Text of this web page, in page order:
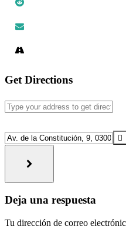
Get Directions
Address
-
en
Entre
Bambalinas
Destination
Address
Concierto
Bambalinas
Interacciones
con
Deja una respuesta
Tu dirección de correo